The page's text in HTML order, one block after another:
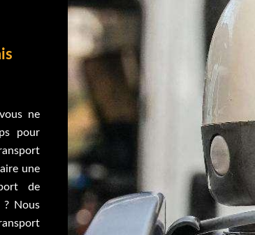
ne
pour
une
de
? Nous